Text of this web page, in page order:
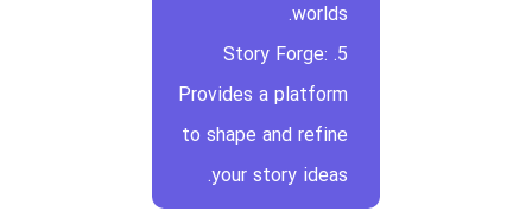
worlds.
5. Story Forge:
Provides a platform
to shape and refine
your story ideas.